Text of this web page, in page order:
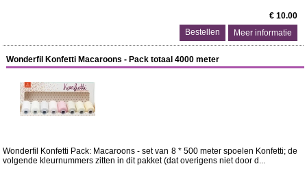
€ 10.00
Meer informatie
Wonderfil Konfetti Macaroons - Pack totaal 4000 meter
Wonderfil Konfetti Pack: Macaroons - set van 8 * 500 meter spoelen Konfetti; de
volgende kleurnummers zitten in dit pakket (dat overigens niet door d...